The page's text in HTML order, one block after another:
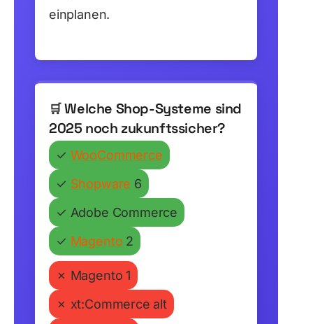
einplanen.
🛒Welche Shop-Systeme sind
2025 noch zukunftssicher?
✓ WooCommerce
✓ Shopware 6
✓ Adobe Commerce
✓ Magento 2
✗ Magento 1
✗ xt:Commerce alt